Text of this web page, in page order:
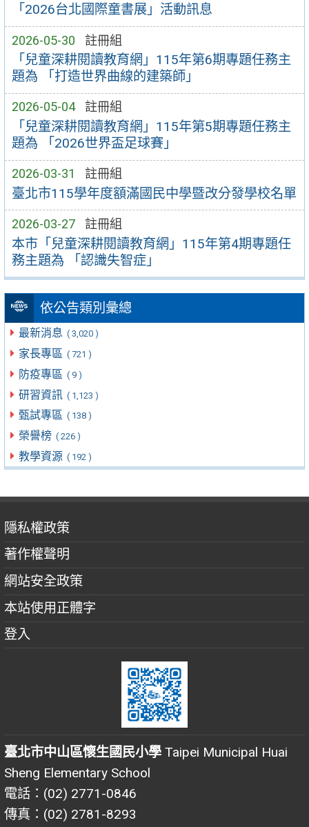
「2026台北國際童書展」活動訊息
2026-05-30 註冊組
「兒童深耕閱讀教育網」115年第6期專題任務主
題為 「打造世界曲線的建築師」
2026-05-04 註冊組
「兒童深耕閱讀教育網」115年第5期專題任務主
題為 「2026世界盃足球賽」
2026-03-31 註冊組
臺北市115學年度額滿國民中學暨改分發學校名單
2026-03-27 註冊組
本市「兒童深耕閱讀教育網」115年第4期專題任
務主題為 「認識失智症」
依公告類別彙總
最新消息 ( 3,020 )
家長專區 ( 721 )
防疫專區 ( 9 )
研習資訊 ( 1,123 )
甄試專區 ( 138 )
榮譽榜 ( 226 )
教學資源 ( 192 )
隱私權政策
著作權聲明
網站安全政策
本站使用正體字
登入
臺北市中山區懷生國民小學 Taipei Municipal Huai
Sheng Elementary School
電話：(02) 2771-0846
傳真：(02) 2781-8293